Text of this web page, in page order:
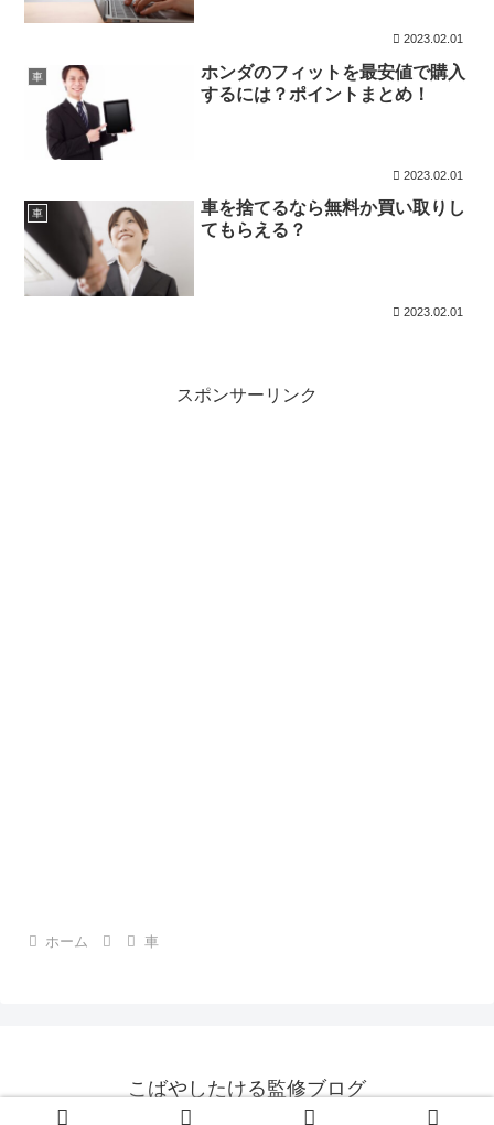
2023.02.01
車
ホンダのフィットを最安値で購入
するには？ポイントまとめ！
2023.02.01
車
車を捨てるなら無料か買い取りし
てもらえる？
2023.02.01
スポンサーリンク
ホーム 車
こばやしたける監修ブログ
© 2013 こばやしたける監修ブログ.